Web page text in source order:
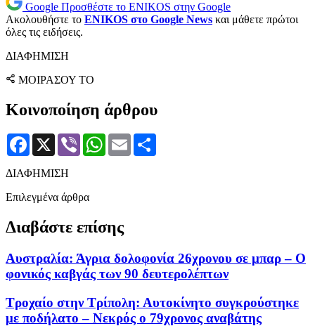
Google Προσθέστε το ENIKOS στην Google
Ακολουθήστε το ENIKOS στο Google News και μάθετε πρώτοι
όλες τις ειδήσεις.
ΔΙΑΦΗΜΙΣΗ
ΜΟΙΡΑΣΟΥ ΤΟ
Κοινοποίηση άρθρου
Facebook
X Viber WhatsApp
Email
ΔΙΑΦΗΜΙΣΗ
Επιλεγμένα άρθρα
Διαβάστε επίσης
Αυστραλία: Άγρια δολοφονία 26χρονου σε μπαρ – Ο
φονικός καβγάς των 90 δευτερολέπτων
Τροχαίο στην Τρίπολη: Αυτοκίνητο συγκρούστηκε
με ποδήλατο – Νεκρός ο 79χρονος αναβάτης